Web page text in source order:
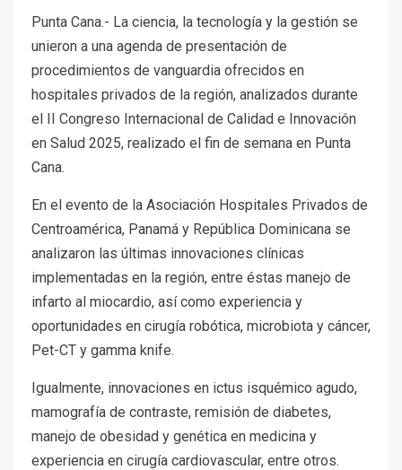
Punta Cana.- La ciencia, la tecnología y la gestión se
unieron a una agenda de presentación de
procedimientos de vanguardia ofrecidos en
hospitales privados de la región, analizados durante
el II Congreso Internacional de Calidad e Innovación
en Salud 2025, realizado el fin de semana en Punta
Cana.
En el evento de la Asociación Hospitales Privados de
Centroamérica, Panamá y República Dominicana se
analizaron las últimas innovaciones clínicas
implementadas en la región, entre éstas manejo de
infarto al miocardio, así como experiencia y
oportunidades en cirugía robótica, microbiota y cáncer,
Pet-CT y gamma knife.
Igualmente, innovaciones en ictus isquémico agudo,
mamografía de contraste, remisión de diabetes,
manejo de obesidad y genética en medicina y
experiencia en cirugía cardiovascular, entre otros.